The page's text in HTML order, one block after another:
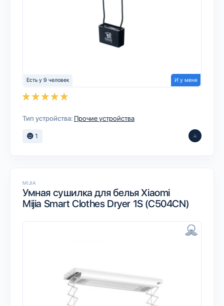
Есть у 9 человек И у меня
Тип устройства: Прочие устройства
1
MIJIA
Умная сушилка для белья Xiaomi
Mijia Smart Clothes Dryer 1S (C504CN)